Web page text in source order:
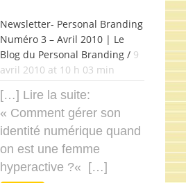
Newsletter- Personal Branding
Numéro 3 – Avril 2010 | Le
Blog du Personal Branding / 9
avril 2010 at 10 h 03 min
[…] Lire la suite:
« Comment gérer son
identité numérique quand
on est une femme
hyperactive ?« […]